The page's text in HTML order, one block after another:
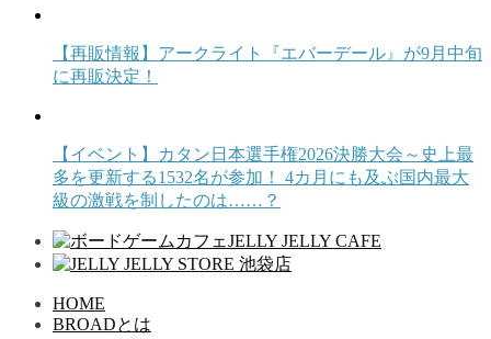
【再販情報】アークライト『エバーデール』が9月中旬
に再販決定！
【イベント】カタン日本選手権2026決勝大会～史上最
多を更新する1532名が参加！ 4カ月にも及ぶ国内最大
級の激戦を制したのは……？
HOME
BROADとは